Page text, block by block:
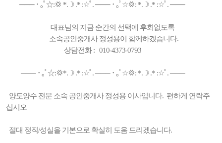
─── ･ ｡ﾟ☆:💢 *.☽ .* :☆ﾟ. ─── ･ ｡ﾟ☆💢: *.☽ .* :☆ﾟ. ───
대표님의 지금 순간의 선택에 후회없도록
소속공인중개사 정성용이 함께하겠습니다.
상담전화 : 010-4373-0793
─── ･ ｡ﾟ☆:💢*.☽ .* :☆ﾟ. ─── ･ ｡ﾟ☆💢: *.☽ .* :☆ﾟ. ───
양도양수 전문 소속 공인중개사 정성용 이사입니다. 편하게 연락주
십시오
절대 정직/성실을 기본으로 확실히 도움 드리겠습니다.